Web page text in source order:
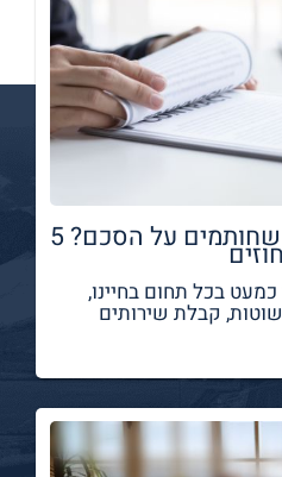
מה צריך לדעת לפני שחותמים על הסכם? 5
בכל תחום בחיינו,
קבלת שירותים